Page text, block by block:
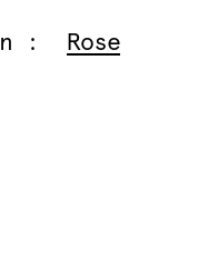
: Rose
articles